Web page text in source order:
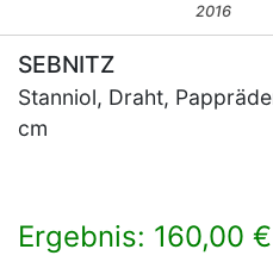
2016
SEBNITZ
Stanniol, Draht,
cm
Ergebnis: 160,00 €